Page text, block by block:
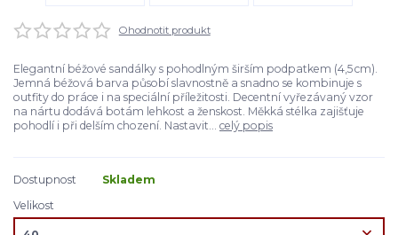
Ohodnotit produkt
Elegantní béžové sandálky s pohodlným širším podpatkem (4,5 cm).
Jemná béžová barva působí slavnostně a snadno se kombinuje s
outfity do práce i na speciální příležitosti. Decentní vyřezávaný vzor
na nártu dodává botám lehkost a ženskost. Měkká stélka zajišťuje
pohodlí i při delším chození. Nastavit... celý popis
Dostupnost
Skladem
Velikost